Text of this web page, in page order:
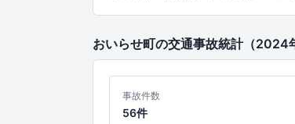
おいらせ町の交通事故統計（2024
事故件数
56件